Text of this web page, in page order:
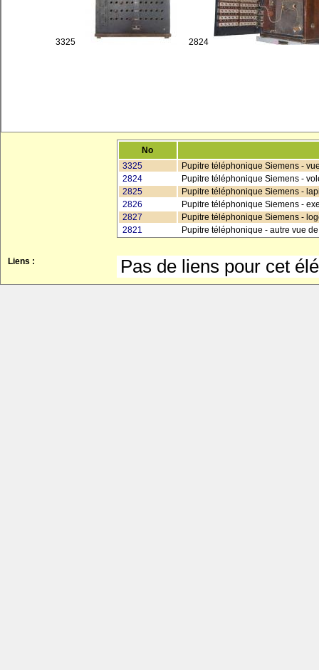
3325 2824
No
3325
Pupitre téléphonique Siemens -
2824
Pupitre téléphonique Siemens -
2825
Pupitre téléphonique Siemens -
2826
Pupitre téléphonique Siemens -
2827
Pupitre téléphonique Siemens -
2821
Pupitre téléphonique - autre vue
Liens : Pas de liens pour cet